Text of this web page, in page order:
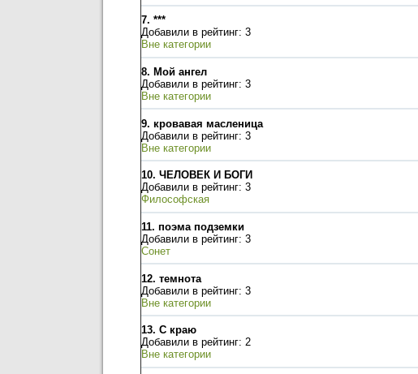
7. ***
Добавили в рейтинг: 3
Вне категории
8. Мой ангел
Добавили в рейтинг: 3
Вне категории
9. кровавая масленица
Добавили в рейтинг: 3
Вне категории
10. ЧЕЛОВЕК И БОГИ
Добавили в рейтинг: 3
Философская
11. поэма подземки
Добавили в рейтинг: 3
Сонет
12. темнота
Добавили в рейтинг: 3
Вне категории
13. С краю
Добавили в рейтинг: 2
Вне категории